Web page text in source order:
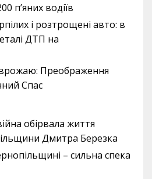
п’яних водіїв
і розтрощені авто: в
ДТП на
Преображення
Спас
обірвала життя
Дмитра Березка
– сильна спека